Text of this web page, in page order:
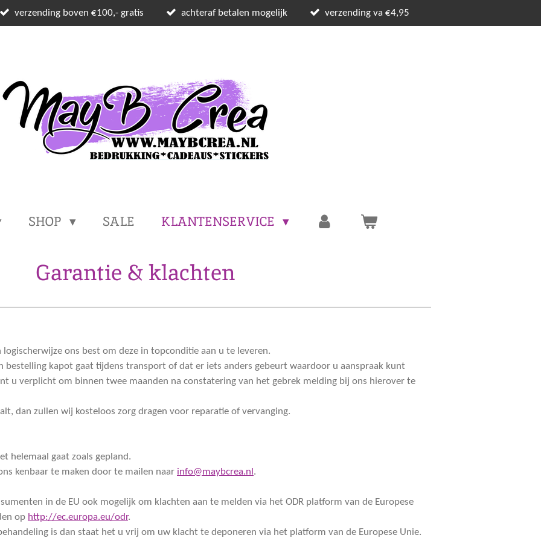
verzending boven €100,- gratis achteraf betalen mogelijk verzending va €4,95
SHOP SALE KLANTENSERVICE
Garantie & klachten
ons best om deze in topconditie aan u te leveren.
bestelling kapot gaat tijdens transport of dat er iets anders gebeurt waardoor u aanspraak kunt
u verplicht om binnen twee maanden na constatering van het gebrek melding bij ons hierover te
dan zullen wij kosteloos zorg dragen voor reparatie of vervanging.
helemaal gaat zoals gepland.
kenbaar te maken door te mailen naar info@maybcrea.nl .
in de EU ook mogelijk om klachten aan te melden via het ODR platform van de Europese
op http://ec.europa.eu/odr.
is dan staat het u vrij om uw klacht te deponeren via het platform van de Europese Unie.